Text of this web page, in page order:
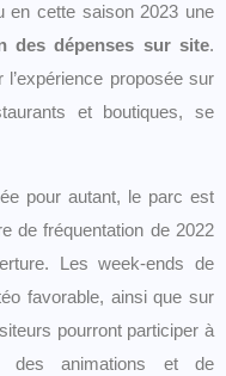
en cette saison 2023 une
des dépenses sur site.
l’expérience proposée sur
et boutiques, se
pour autant, le parc est
de fréquentation de 2022
Les week-ends de
favorable, ainsi que sur
pourront participer à
des animations et de